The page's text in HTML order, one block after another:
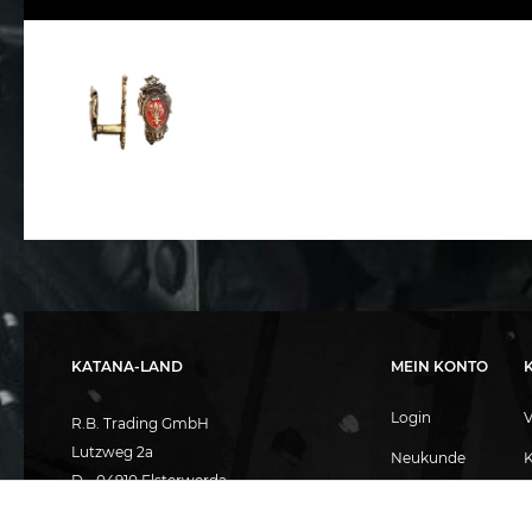
MEIN KONTO
Login
Neukunde
KATANA-LAND
R.B. Trading GmbH
Lutzweg 2a
D - 04910 Elsterwerda